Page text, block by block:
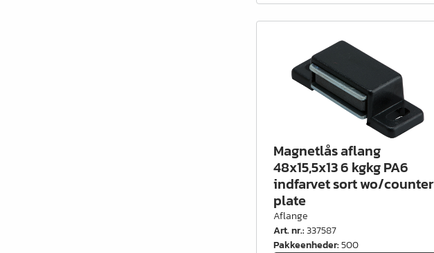
Magnetlås aflang
48x15,5x13 6 kgkg PA6
indfarvet sort wo/counter
plate
Aflange
Art. nr.:337587
Pakkeenheder:500